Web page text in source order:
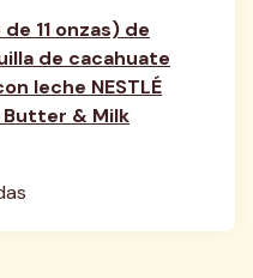
11 onzas) de
de cacahuate
leche NESTLÉ
Butter & Milk